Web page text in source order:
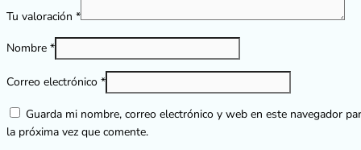
Tu valoración *
Nombre *
Correo electrónico *
Guarda mi nombre, correo electrónico y web en este navegador
la próxima vez que comente.